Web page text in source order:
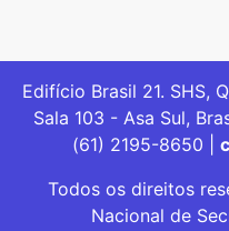
Edifício Brasil 21. SHS,
Sala 103 - Asa Sul,
(61) 2195-8650 |
Todos os direitos
Nacional de